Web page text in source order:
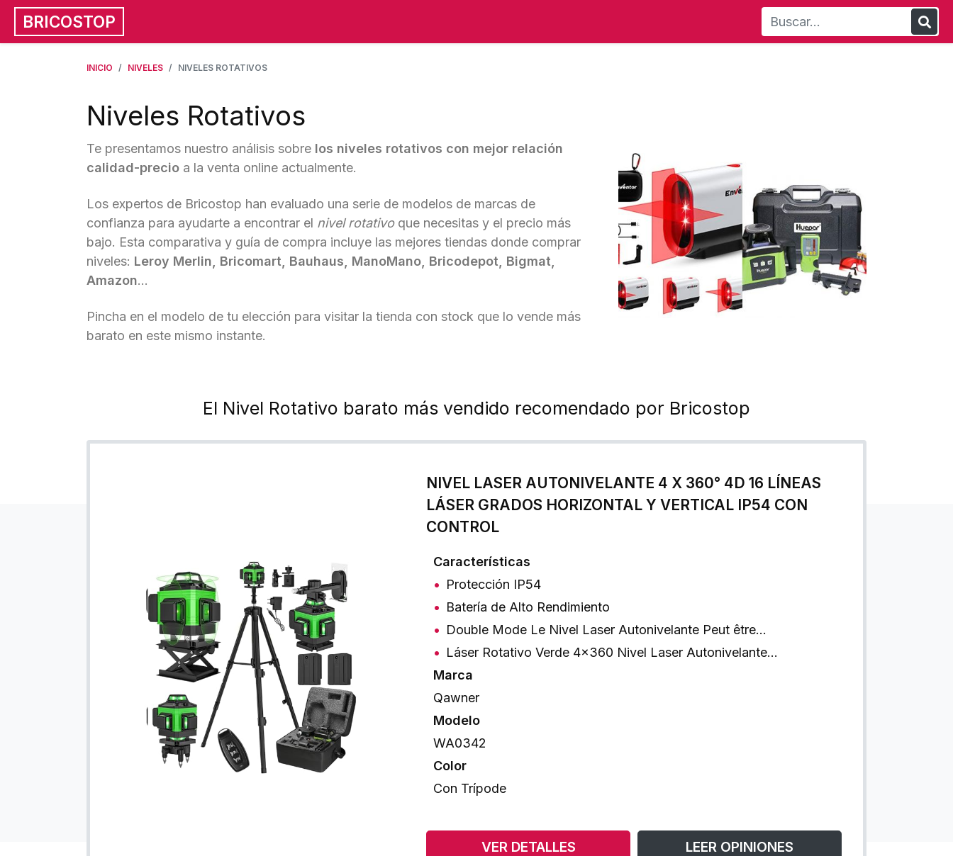
BRICOSTOP
INICIO NIVELES NIVELES ROTATIVOS
Niveles Rotativos
Te presentamos nuestro análisis sobre los niveles rotativos con mejor relación
calidad-precio a la venta online actualmente.
Los expertos de Bricostop han evaluado una serie de modelos de marcas de
confianza para ayudarte a encontrar el nivel rotativoque necesitas y el precio más
bajo. Esta comparativa y guía de compra incluye las mejores tiendas donde comprar
niveles: Leroy Merlin, Bricomart, Bauhaus, ManoMano, Bricodepot, Bigmat,
Amazon...
Pincha en el modelo de tu elección para visitar la tienda con stock que lo vende más
barato en este mismo instante.
El Nivel Rotativo barato más vendido recomendado por Bricostop
NIVEL LASER AUTONIVELANTE 4 X 360° 4D 16 LÍNEAS
LÁSER GRADOS HORIZONTAL Y VERTICAL IP54 CON
CONTROL
Características
Protección IP54
Batería de Alto Rendimiento
Double Mode Le Nivel Laser Autonivelante Peut être…
Láser Rotativo Verde 4x360 Nivel Laser Autonivelante…
Marca
Qawner
Modelo
WA0342
Color
Con Trípode
VER DETALLES LEER OPINIONES